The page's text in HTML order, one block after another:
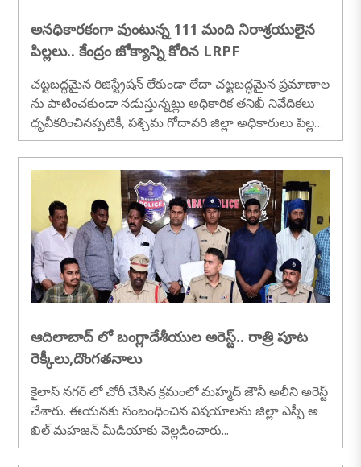
అనధికారకంగా వుంటున్న 111 మంది నిరాశ్రయులైన
పిల్లలు.. కేంద్రం జోక్యాన్ని కోరిన LRPF
చట్టబద్ధమైన రిజిస్ట్రేషన్ లేకుండా లేదా చట్టబద్ధమైన ప్రమాణాల
ను పాటించకుండా నడుస్తున్నట్లు అధికారిక తనిఖీ నివేదికలు
ధృవీకరించినప్పటికీ, పశ్చిమ గోదావరి జిల్లా అధికారులు పిల్లల
ను రక్షించడంలో,..
ఆదిలాబాద్ లో బంగ్లాదేశీయుల అరెస్ట్.. రాత్రి పూట
రెక్కీలు,దొంగతనాలు
కైలాస్ నగర్ లో చోరీ చేసిన క్రమంలో మహ్మద్ జౌనీ అలీని అరెస్ట్
చేశారు. ఈయనకు సంబంధించిన విషయాలను జిల్లా ఎస్పీ అ
ఖిల్ మహజన్ మీడియాకు వెల్లడించారు...